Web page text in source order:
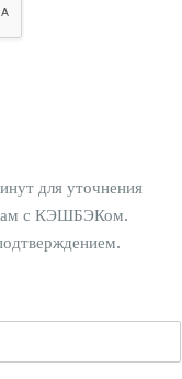
для уточнения
с КЭШБЭКом.